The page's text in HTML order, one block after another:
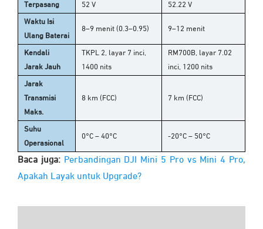
Terpasang
52 V
52.22 V
Waktu Isi
Ulang Baterai
8–9 menit (0.3–0.95) 9–12 menit
Kendali
Jarak Jauh
TKPL 2, layar 7 inci,
1400 nits
RM700B, layar 7.02
inci, 1200 nits
Jarak
Transmisi
Maks.
8 km (FCC) 7 km (FCC)
Suhu
Operasional
0°C – 40°C -20°C – 50°C
Baca juga: Perbandingan DJI Mini 5 Pro vs Mini 4 Pro,
Apakah Layak untuk Upgrade?